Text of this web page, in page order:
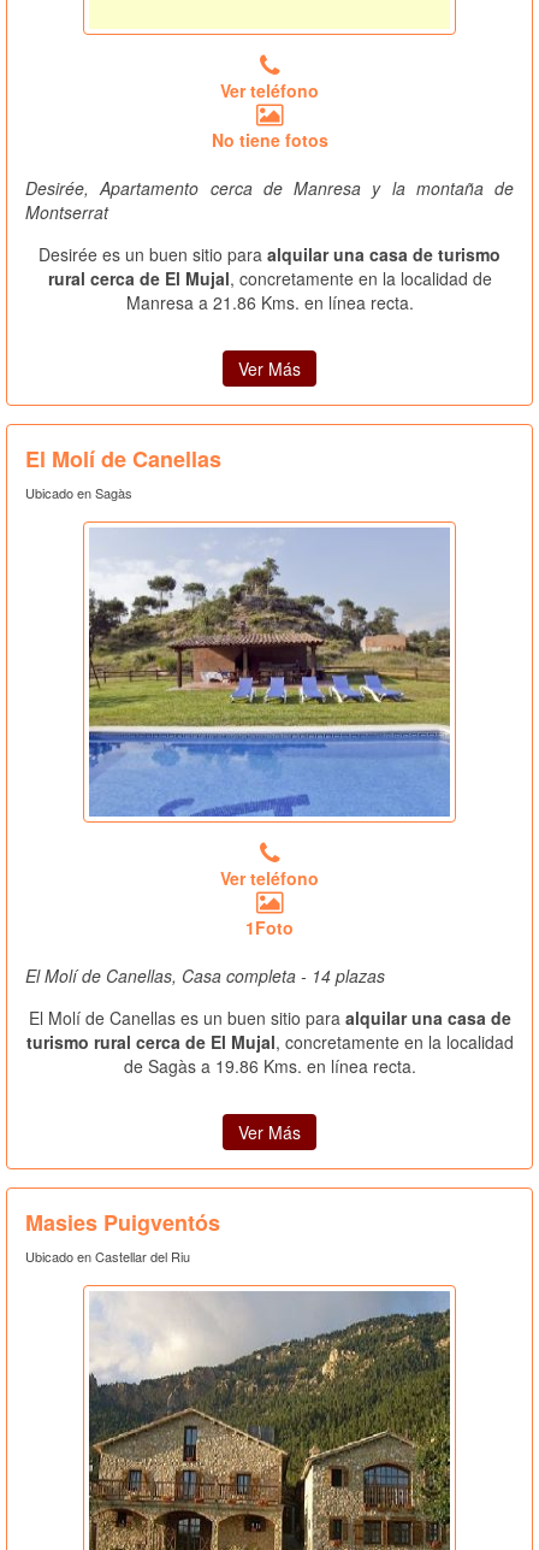
Ver teléfono
No tiene fotos
Desirée, Apartamento cerca de Manresa y la montaña de
Montserrat
Desirée es un buen sitio para alquilar una casa de turismo
rural cerca de El Mujal, concretamente en la localidad de
Manresa a 21.86 Kms. en línea recta.
Ver Más
El Molí de Canellas
Ubicado en Sagàs
Ver teléfono
1Foto
El Molí de Canellas, Casa completa - 14 plazas
El Molí de Canellas es un buen sitio para alquilar una casa de
turismo rural cerca de El Mujal, concretamente en la localidad
de Sagàs a 19.86 Kms. en línea recta.
Ver Más
Masies Puigventós
Ubicado en Castellar del Riu